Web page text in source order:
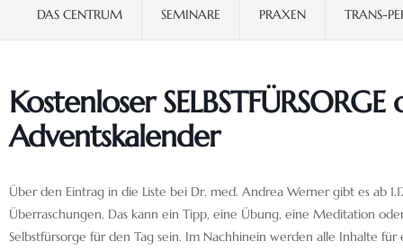
DAS CENTRUM SEMINARE PRAXEN TRANS-
Kostenloser
Adventskalender
Über den Eintrag in die Liste bei Dr. med. Andrea Werner gibt es ab
Überraschungen. Das kann ein Tipp, eine Übung, eine Meditation
Selbstfürsorge für den Tag sein. Im Nachhinein werden alle Inhalte